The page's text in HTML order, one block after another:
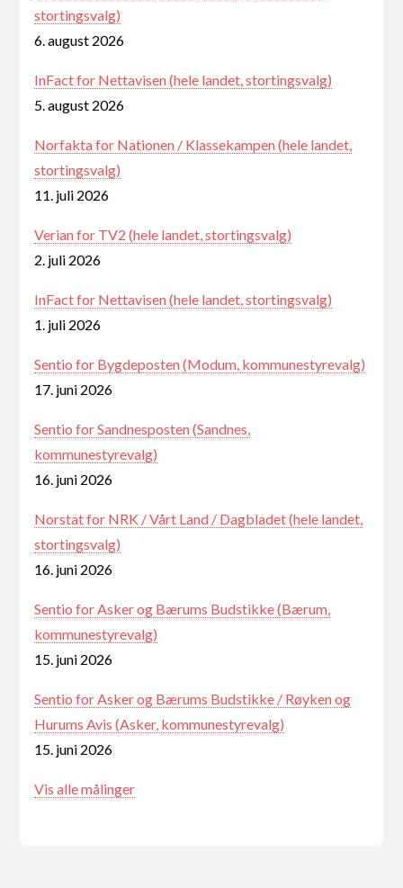
stortingsvalg)
6. august 2026
InFact for Nettavisen (hele landet, stortingsvalg)
5. august 2026
Norfakta for Nationen / Klassekampen (hele landet,
stortingsvalg)
11. juli 2026
Verian for TV2 (hele landet, stortingsvalg)
2. juli 2026
InFact for Nettavisen (hele landet, stortingsvalg)
1. juli 2026
Sentio for Bygdeposten (Modum, kommunestyrevalg)
17. juni 2026
Sentio for Sandnesposten (Sandnes,
kommunestyrevalg)
16. juni 2026
Norstat for NRK / Vårt Land / Dagbladet (hele landet,
stortingsvalg)
16. juni 2026
Sentio for Asker og Bærums Budstikke (Bærum,
kommunestyrevalg)
15. juni 2026
Sentio for Asker og Bærums Budstikke / Røyken og
Hurums Avis (Asker, kommunestyrevalg)
15. juni 2026
Vis alle målinger